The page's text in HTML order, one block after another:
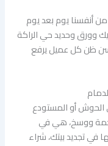
أنفسنا يوم بعد يوم
وورق وحديد حي الراكة
ظن كل عميل يرفع
الحوش أو المستودع
زحمة ووسخ، هي في
في تجديد بيتك، شراء